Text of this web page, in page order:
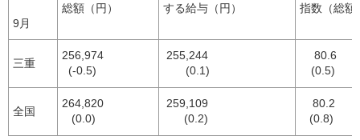
9月
総額（円）
する給与（円）
指数（総額
三重
256,974
(-0.5)
255,244
(0.1)
80.6
(0.5)
全国
264,820
(0.0)
259,109
(0.2)
80.2
(0.8)